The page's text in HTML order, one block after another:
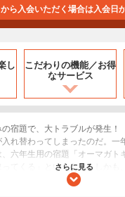
ら入会いただく場合は入会日
し
こだわりの機能／お得
なサービス
の宿題で、大トラブルが発生
れ替わってしまったのだ。一
六年生用の宿題「オーマガト
ってくる」というもの。しかも
戦の真っ最中で、そのまま喜三
さらに見る